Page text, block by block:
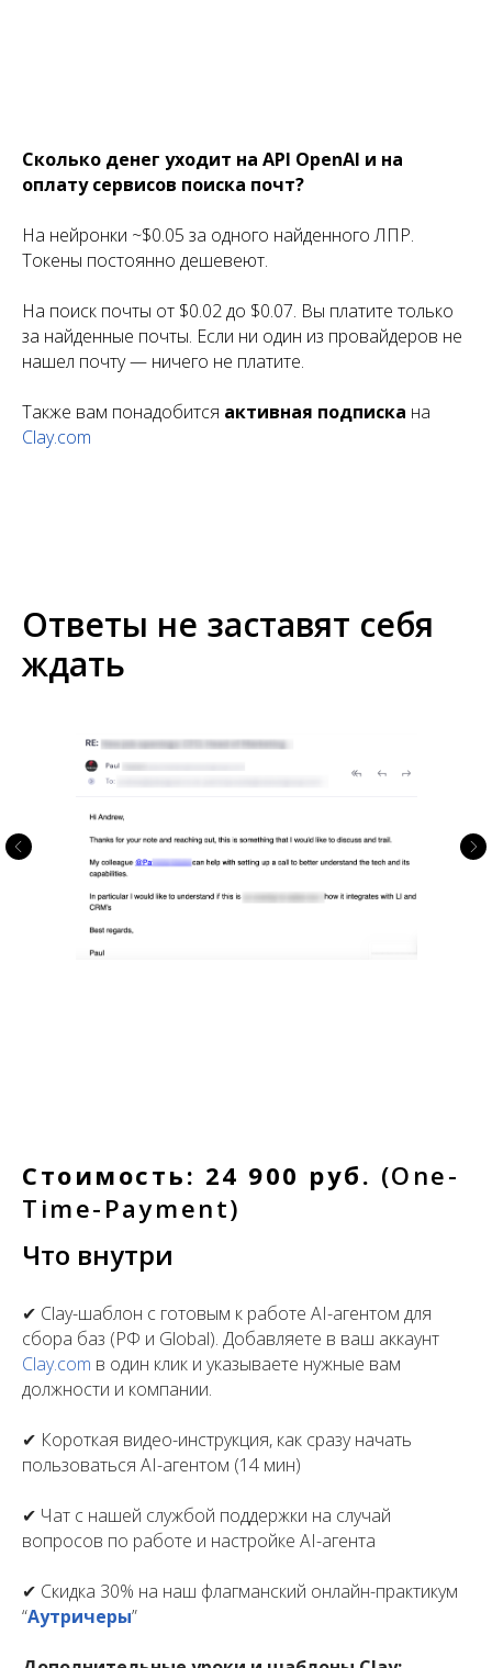
Сколько денег уходит на API OpenAI и на
оплату сервисов поиска почт?
На нейронки ~$0.05 за одного найденного ЛПР.
Токены постоянно дешевеют.
На поиск почты от $0.02 до $0.07. Вы платите только
за найденные почты. Если ни один из провайдеров не
нашел почту — ничего не платите.
Также вам понадобится активная подписка на
Clay.com
Ответы не заставят себя
ждать
Стоимость: 24 900 руб. (One-
Time-Payment)
Что внутри
✔ Clay-шаблон с готовым к работе AI-агентом для
сбора баз (РФ и Global). Добавляете в ваш аккаунт
Clay.com в один клик и указываете нужные вам
должности и компании.
✔ Короткая видео-инструкция, как сразу начать
пользоваться AI-агентом (14 мин)
✔ Чат с нашей службой поддержки на случай
вопросов по работе и настройке AI-агента
✔ Скидка 30% на наш флагманский онлайн-практикум
“Аутричеры”